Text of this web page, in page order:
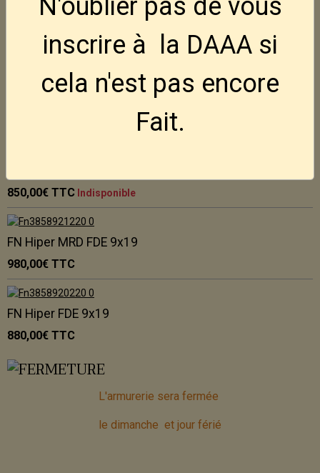
TTC
Holster Ghost pour FN Hiper
850,00€ TTC Indisponible
FN Hiper MRD FDE 9x19
980,00€ TTC
FN Hiper FDE 9x19
880,00€ TTC
L'armurerie sera fermée
le dimanche et jour férié
N'oublier pas de vous
inscrire à la DAAA si
cela n'est pas encore
Fait.